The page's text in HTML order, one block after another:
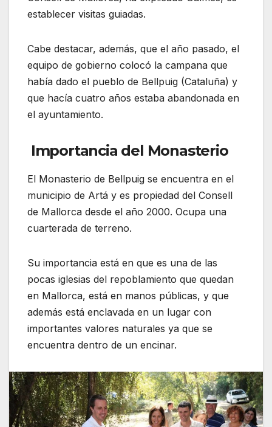
establecer visitas guiadas.
Cabe destacar, además, que el año pasado, el
equipo de gobierno colocó la campana que
había dado el pueblo de Bellpuig (Cataluña) y
que hacía cuatro años estaba abandonada en
el ayuntamiento.
Importancia del Monasterio
El Monasterio de Bellpuig se encuentra en el
municipio de Artá y es propiedad del Consell
de Mallorca desde el año 2000. Ocupa una
cuarterada de terreno.
Su importancia está en que es una de las
pocas iglesias del repoblamiento que quedan
en Mallorca, está en manos públicas, y que
además está enclavada en un lugar con
importantes valores naturales ya que se
encuentra dentro de un encinar.